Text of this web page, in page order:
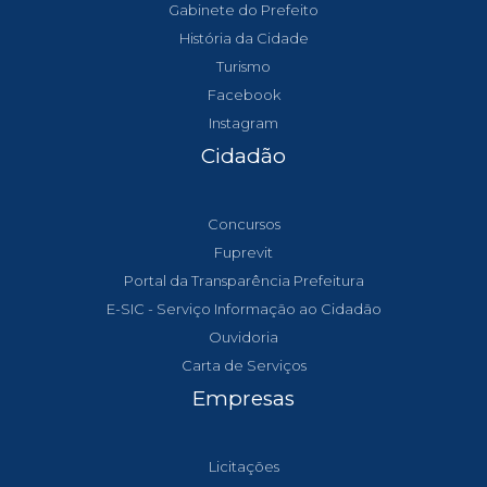
Gabinete do Prefeito
História da Cidade
Turismo
Facebook
Instagram
Cidadão
Concursos
Fuprevit
Portal da Transparência Prefeitura
E-SIC - Serviço Informação ao Cidadão
Ouvidoria
Carta de Serviços
Empresas
Licitações